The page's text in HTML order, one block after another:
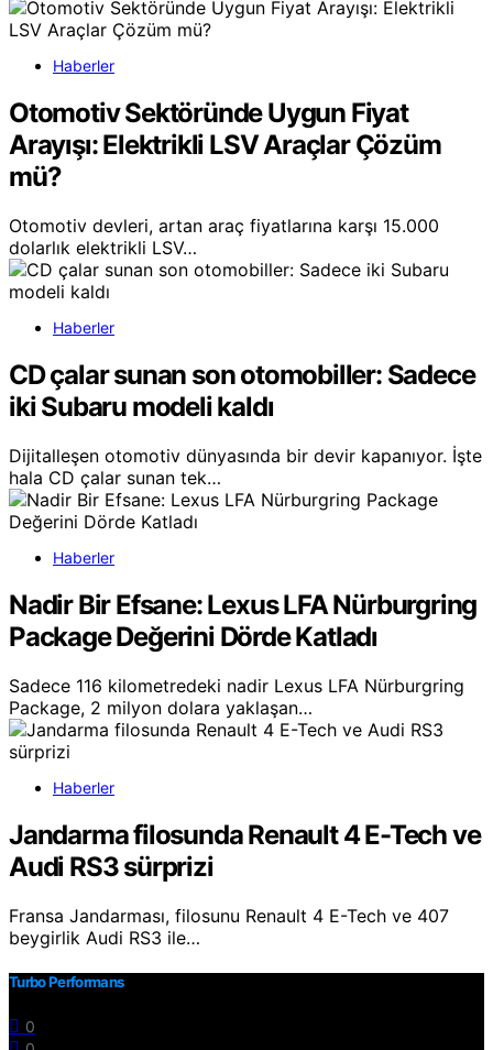
Haberler
Otomotiv Sektöründe Uygun Fiyat
Arayışı: Elektrikli LSV Araçlar Çözüm
mü?
Otomotiv devleri, artan araç fiyatlarına karşı 15.000
dolarlık elektrikli LSV…
Haberler
CD çalar sunan son otomobiller: Sadece
iki Subaru modeli kaldı
Dijitalleşen otomotiv dünyasında bir devir kapanıyor. İşte
hala CD çalar sunan tek…
Haberler
Nadir Bir Efsane: Lexus LFA Nürburgring
Package Değerini Dörde Katladı
Sadece 116 kilometredeki nadir Lexus LFA Nürburgring
Package, 2 milyon dolara yaklaşan…
Haberler
Jandarma filosunda Renault 4 E-Tech ve
Audi RS3 sürprizi
Fransa Jandarması, filosunu Renault 4 E-Tech ve 407
beygirlik Audi RS3 ile…
Turbo Performans
0